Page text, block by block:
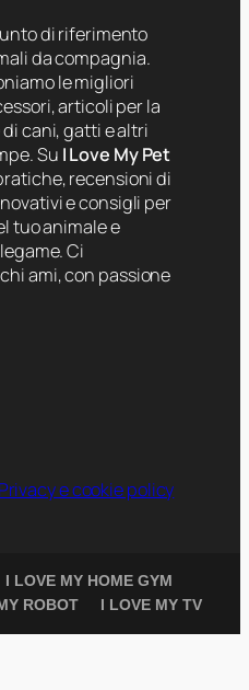
di riferimento
da compagnia.
le migliori
articoli per la
cani, gatti e altri
Su I Love My Pet
recensioni di
e consigli per
tuo animale e
Ci
ami, con passione
Privacy e cookie policy
I LOVE MY HOME GYM
ROBOT I LOVE MY TV